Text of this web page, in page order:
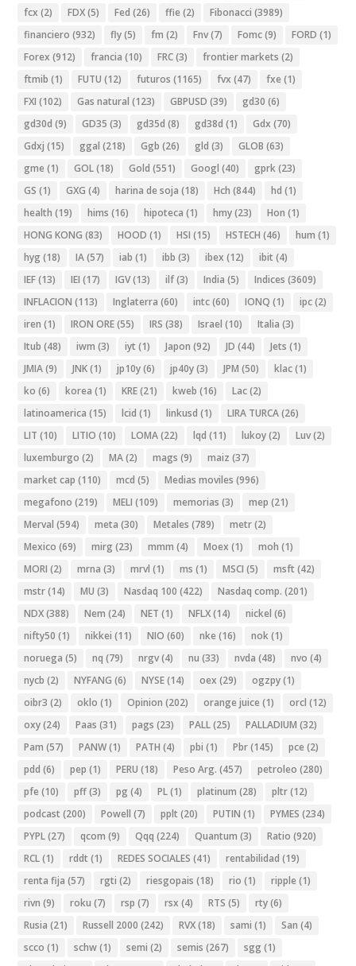
fcx (2) FDX(5) Fed (26) ffie (2) Fibonacci (3989)
financiero (932) fly(5) fm (2) Fnv(7) Fomc(9) FORD (1)
Forex (912) francia (10) FRC(3) frontier markets (2)
ftmib (1) FUTU (12) futuros (1165) fvx (47) fxe (1)
FXI (102) Gas natural (123) GBPUSD (39) gd30 (6)
gd30d (9) GD35 (3) gd35d (8) gd38d (1) Gdx (70)
Gdxj (15) ggal (218) Ggb (26) gld (3) GLOB (63)
gme (1) GOL(18) Gold (551) Googl (40) gprk(23)
GS (1) GXG (4) harina de soja (18) Hch (844) hd (1)
health (19) hims (16) hipoteca (1) hmy(23) Hon (1)
HONG KONG (83) HOOD (1) HSI (15) HSTECH (46) hum (1)
hyg (18) IA(57) iab (1) ibb (3) ibex (12) ibit (4)
IEF(13) IEI (17) IGV(13) ilf(3) India (5) Indices (3609)
INFLACION (113) Inglaterra (60) intc(60) IONQ (1) ipc(2)
iren (1) IRON ORE(55) IRS (38) Israel (10) Italia (3)
Itub (48) iwm (3) iyt (1) Japon (92) JD (44) Jets (1)
JMIA(9) JNK(1) jp10y(6) jp40y(3) JPM (50) klac(1)
ko (6) korea (1) KRE(21) kweb (16) Lac(2)
latinoamerica (15) lcid (1) linkusd (1) LIRA TURCA(26)
LIT (10) LITIO (10) LOMA(22) lqd (11) lukoy(2) Luv(2)
luxemburgo (2) MA(2) mags (9) maiz (37)
market cap (110) mcd (5) Medias moviles (996)
megafono (219) MELI (109) memorias (3) mep (21)
Merval (594) meta (30) Metales (789) metr(2)
Mexico (69) mirg (23) mmm (4) Moex (1) moh (1)
MORI (2) mrna (3) mrvl (1) ms (1) MSCI (5) msft (42)
mstr(14) MU (3) Nasdaq 100 (422) Nasdaq comp. (201)
NDX(388) Nem (24) NET (1) NFLX(14) nickel (6)
nifty50 (1) nikkei (11) NIO (60) nke (16) nok(1)
noruega (5) nq (79) nrgv(4) nu (33) nvda (48) nvo (4)
nycb (2) NYFANG (6) NYSE(14) oex (29) ogzpy(1)
oibr3 (2) oklo (1) Opinion (202) orange juice (1) orcl (12)
oxy(24) Paas (31) pags (23) PALL(25) PALLADIUM (32)
Pam (57) PANW(1) PATH (4) pbi (1) Pbr(145) pce (2)
pdd (6) pep (1) PERU (18) Peso Arg. (457) petroleo (280)
pfe (10) pff(3) pg (4) PL(1) platinum (28) pltr(12)
podcast (200) Powell (7) pplt (20) PUTIN (1) PYMES (234)
PYPL(27) qcom (9) Qqq (224) Quantum (3) Ratio (920)
RCL(1) rddt (1) REDES SOCIALES (41) rentabilidad (19)
renta fija (57) rgti (2) riesgopais (18) rio (1) ripple (1)
rivn (9) roku (7) rsp (7) rsx (4) RTS (5) rty(6)
Rusia (21) Russell 2000 (242) RVX(18) sami (1) San (4)
scco (1) schw(1) semi (2) semis (267) sgg (1)